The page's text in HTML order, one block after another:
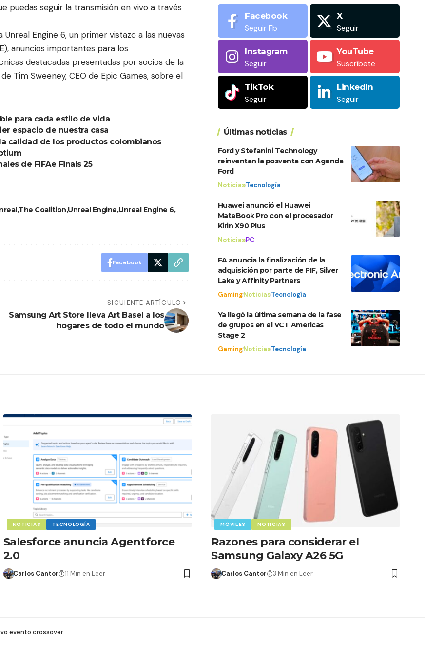
puedas seguir la transmisión en vivo a través
Engine 6, un primer vistazo a las nuevas
anuncios importantes para los
destacadas presentadas por socios de la
Tim Sweeney, CEO de Epic Games, sobre el
para cada estilo de vida
espacio de nuestra casa
calidad de los productos colombianos
de FIFAe Finals 25
The Coalition Unreal Engine Unreal Engine 6
Facebook
SIGUIENTE ARTÍCULO
Samsung Art Store lleva Art Basel a los
hogares de todo el mundo
Facebook
Seguir Fb
X
Seguir
Instagram
Seguir
YouTube
Suscríbete
TikTok
Seguir
LinkedIn
Seguir
Últimas noticias
Ford y Stefanini Technology
reinventan la posventa con Agenda
Ford
NoticiasTecnología
Huawei anunció el Huawei
MateBook Pro con el procesador
Kirin X90 Plus
NoticiasPC
EA anuncia la finalización de la
adquisición por parte de PIF, Silver
Lake y Affinity Partners
GamingNoticiasTecnología
Ya llegó la última semana de la fase
de grupos en el VCT Americas
Stage 2
GamingNoticiasTecnología
NOTICIAS TECNOLOGÍA
Salesforce anuncia Agentforce
2.0
Carlos Cantor 11 Min en Leer
MÓVILES NOTICIAS
Razones para considerar el
Samsung Galaxy A26 5G
Carlos Cantor 3 Min en Leer
evento crossover